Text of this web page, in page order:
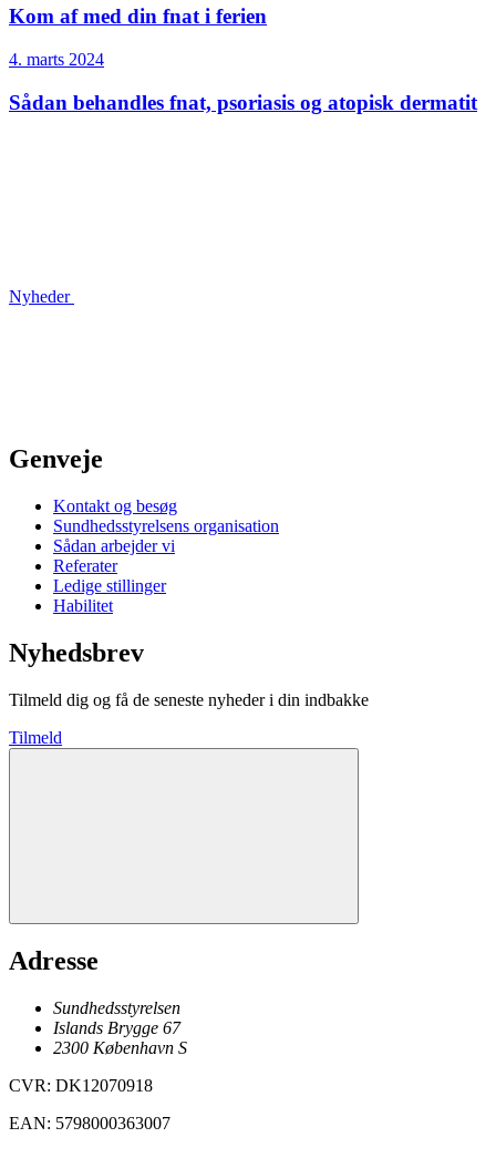
Kom af med din fnat i ferien
4. marts 2024
Sådan behandles fnat, psoriasis og atopisk dermatit
Nyheder
Genveje
Kontakt og besøg
Sundhedsstyrelsens organisation
Sådan arbejder vi
Referater
Ledige stillinger
Habilitet
Nyhedsbrev
Tilmeld dig og få de seneste nyheder i din indbakke
Tilmeld
Adresse
Sundhedsstyrelsen
Islands Brygge 67
2300 København S
CVR: DK12070918
EAN: 5798000363007